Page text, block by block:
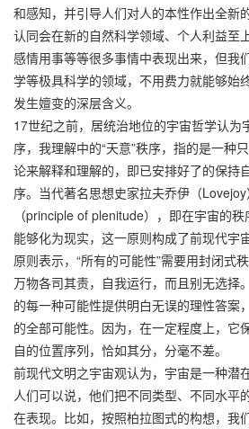
和感知，并引导人们对人的本性作出全新
认同会在新的自然科学领域、个人利益至
感情用事等等很多事情中表现出来，但我
学等极具科学的领域，不用费力就能够始
发生嬗变的深层含义。
17世纪之前，居统治地位的宇宙哲学认为
序，我理解中的“天意”秩序，指的是一种
论来解释和理解的，即已安排好了的保持
序。当代著名思想史家拉夫乔伊（
（principle of plenitude），即在宇宙的
能够化为现实，这一原则构成了前现代宇
原则表示，“所有的可能性”需要用封闭式
万物各司其责，自我运行，而且别无选择
的每一种可能性提供明白无误的理性答案
的全部可能性。因为，在一定程度上，它
自的位置序列，恰如其分，分毫不差。
前现代文明之宇宙观认为，宇宙是一种潜
人们可以说，他们把不同类型、不同水平
在表现。比如，按照柏拉图式的构想，我